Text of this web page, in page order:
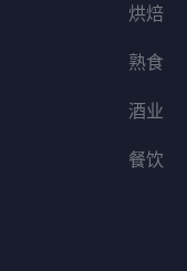
烘焙
熟食
酒业
餐饮